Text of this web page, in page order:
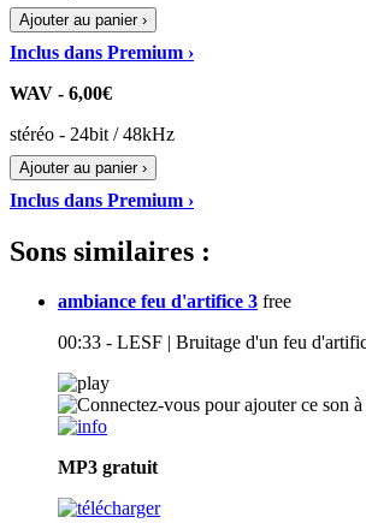
Ajouter au panier ›
Inclus dans Premium ›
WAV - 6,00€
stéréo - 24bit / 48kHz
Ajouter au panier ›
Inclus dans Premium ›
Sons similaires :
ambiance feu d'artifice 3 free
00:33 - LESF | Bruitage d'un feu
MP3 gratuit